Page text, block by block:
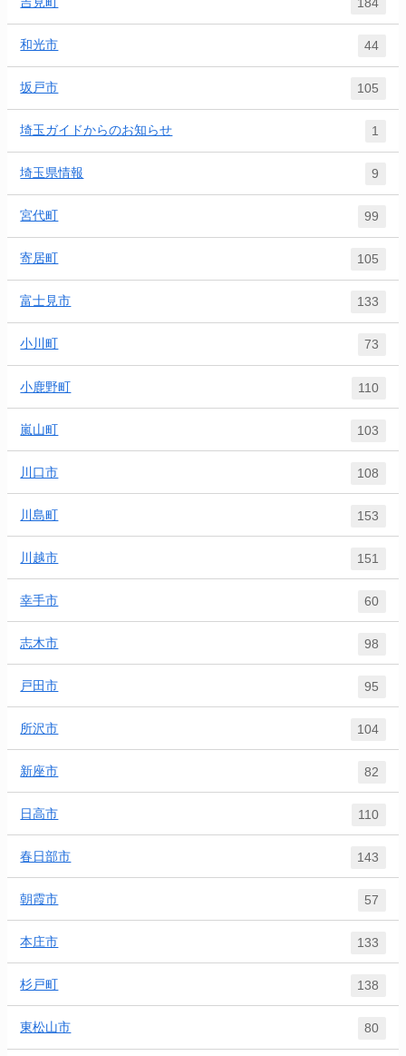
184
和光市 44
坂戸市 105
埼玉ガイドからのお知らせ 1
埼玉県情報 9
宮代町 99
寄居町 105
富士見市 133
小川町 73
小鹿野町 110
嵐山町 103
川口市 108
川島町 153
川越市 151
幸手市 60
志木市 98
戸田市 95
所沢市 104
新座市 82
日高市 110
春日部市 143
朝霞市 57
本庄市 133
杉戸町 138
東松山市 80